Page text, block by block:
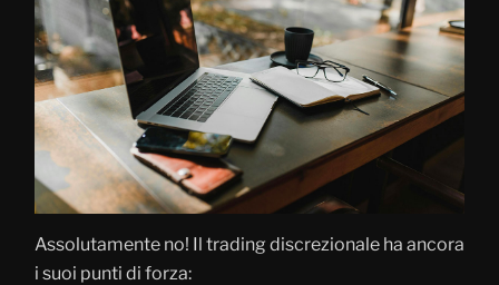
Assolutamente no! Il trading discrezionale ha ancora
i suoi punti di forza: